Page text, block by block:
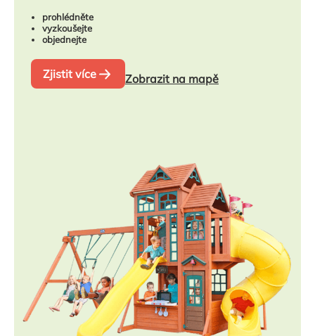
prohlédněte
vyzkoušejte
objednejte
Zjistit více Zobrazit na mapě